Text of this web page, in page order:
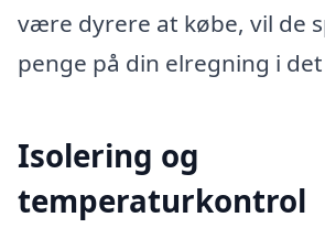
være dyrere at købe, vil de
penge på din elregning i
Isolering og
temperaturkontrol